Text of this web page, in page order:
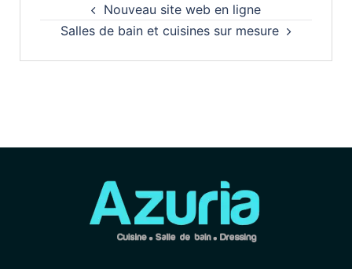
Nouveau site web en ligne
Salles de bain et cuisines sur mesure